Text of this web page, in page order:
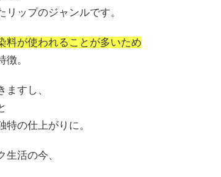
ップのジャンルです。
料が使われることが多いため
徴。
すし、
の仕上がりに。
活の今、